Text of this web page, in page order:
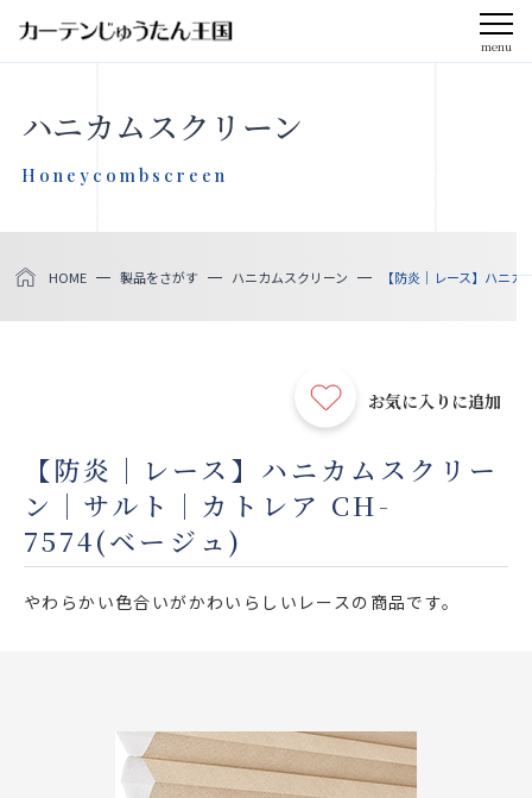
menu
お知らせ
製品をさがす
店舗をさがす
お役立ち情報
ハニカムスクリーン
Honeycombscreen
HOME 製品をさがす ハニカムスクリーン 【防炎｜レース】ハニ
お気に入りに追加
【防炎｜レース】ハニカムスクリー
ン｜サルト｜カトレア CH-
7574(ベージュ)
やわらかい色合いがかわいらしいレースの商品です。